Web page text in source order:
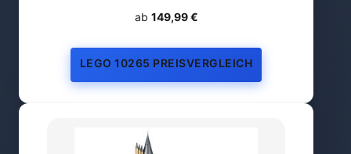
ab 149,99 €
LEGO 10265 PREISVERGLEICH